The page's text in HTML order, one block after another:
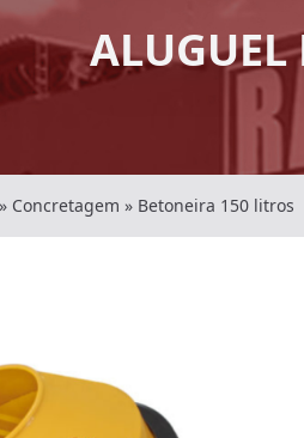
ALUGUEL
» Concretagem » Betoneira 150 litros